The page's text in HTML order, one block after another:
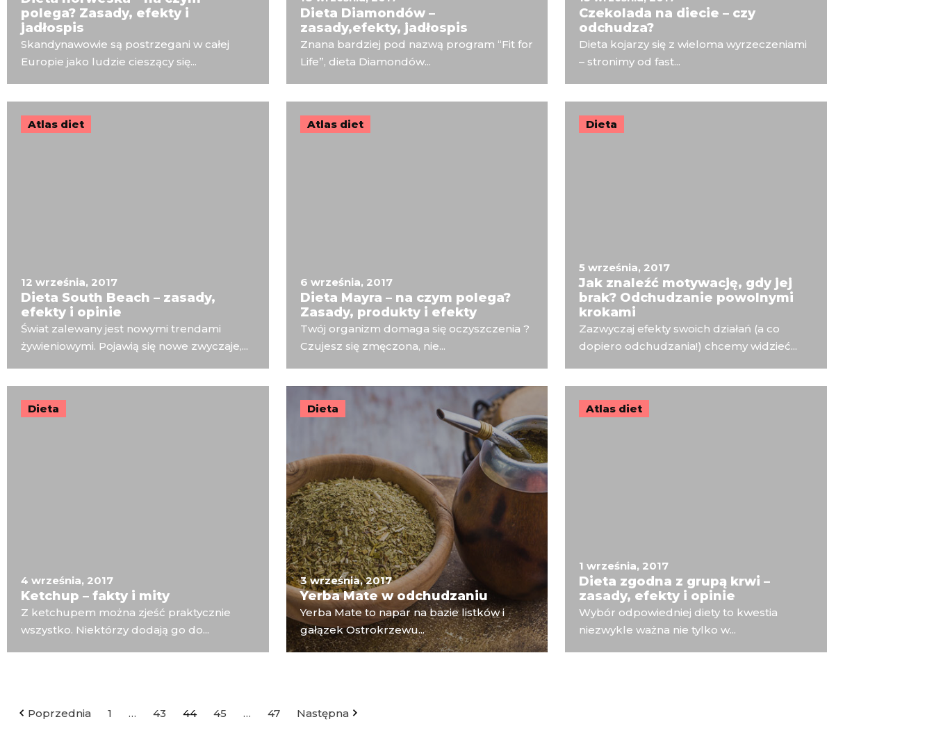
polega? Zasady, efekty i
jadłospis
Skandynawowie są postrzegani w całej
Europie jako ludzie cieszący się...
Dieta Diamondów –
zasady,efekty, jadłospis
Znana bardziej pod nazwą program “Fit for
Life”, dieta Diamondów...
Czekolada na diecie – czy
odchudza?
Dieta kojarzy się z wieloma wyrzeczeniami
– stronimy od fast...
Atlas diet
12 września, 2017
Dieta South Beach – zasady,
efekty i opinie
Świat zalewany jest nowymi trendami
żywieniowymi. Pojawią się nowe zwyczaje,...
Atlas diet
6 września, 2017
Dieta Mayra – na czym polega?
Zasady, produkty i efekty
Twój organizm domaga się oczyszczenia ?
Czujesz się zmęczona, nie...
Dieta
5 września, 2017
Jak znaleźć motywację, gdy jej
brak? Odchudzanie powolnymi
krokami
Zazwyczaj efekty swoich działań (a co
dopiero odchudzania!) chcemy widzieć...
Dieta
4 września, 2017
Ketchup – fakty i mity
Z ketchupem można zjeść praktycznie
wszystko. Niektórzy dodają go do...
Dieta
3 września, 2017
Yerba Mate w odchudzaniu
Yerba Mate to napar na bazie listków i
gałązek Ostrokrzewu...
Atlas diet
1 września, 2017
Dieta zgodna z grupą krwi –
zasady, efekty i opinie
Wybór odpowiedniej diety to kwestia
niezwykle ważna nie tylko w...
Poprzednia 1 … 43 44 45 … 47 Następna